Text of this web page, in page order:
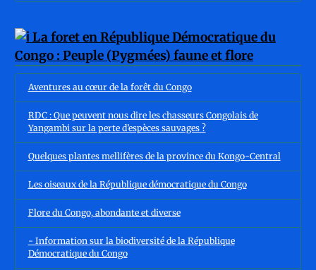
Aventures au cœur de la forêt du Congo
RDC : Que peuvent nous dire les chasseurs Congolais de
Yangambi sur la perte d’espèces sauvages ?
Quelques plantes mellifères de la province du Kongo-Central
Les oiseaux de la République démocratique du Congo
Flore du Congo, abondante et diverse
- Information sur la biodiversité de la République
Démocratique du Congo